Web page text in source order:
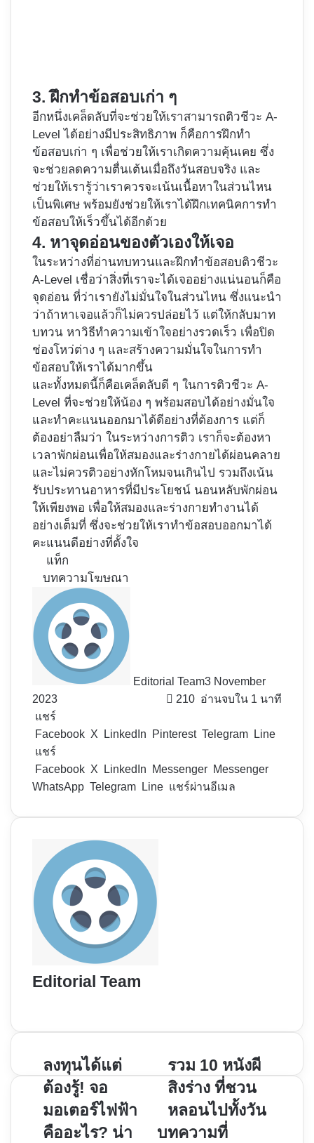
3. ฝึกทำข้อสอบเก่า ๆ
อีกหนึ่งเคล็ดลับที่จะช่วยให้เราสามารถติวชีวะ A-
Level ได้อย่างมีประสิทธิภาพ ก็คือการฝึกทำ
ข้อสอบเก่า ๆ เพื่อช่วยให้เราเกิดความคุ้นเคย ซึ่ง
จะช่วยลดความตื่นเต้นเมื่อถึงวันสอบจริง และ
ช่วยให้เรารู้ว่าเราควรจะเน้นเนื้อหาในส่วนไหน
เป็นพิเศษ พร้อมยังช่วยให้เราได้ฝึกเทคนิคการทำ
ข้อสอบให้เร็วขึ้นได้อีกด้วย
4. หาจุดอ่อนของตัวเองให้เจอ
ในระหว่างที่อ่านทบทวนและฝึกทำข้อสอบติวชีวะ
A-Level เชื่อว่าสิ่งที่เราจะได้เจออย่างแน่นอนก็คือ
จุดอ่อน ที่ว่าเรายังไม่มั่นใจในส่วนไหน ซึ่งแนะนำ
ว่าถ้าหาเจอแล้วก็ไม่ควรปล่อยไว้ แต่ให้กลับมาท
บทวน หาวิธีทำความเข้าใจอย่างรวดเร็ว เพื่อปิด
ช่องโหว่ต่าง ๆ และสร้างความมั่นใจในการทำ
ข้อสอบให้เราได้มากขึ้น
และทั้งหมดนี้ก็คือเคล็ดลับดี ๆ ในการติวชีวะ A-
Level ที่จะช่วยให้น้อง ๆ พร้อมสอบได้อย่างมั่นใจ
และทำคะแนนออกมาได้ดีอย่างที่ต้องการ แต่ก็
ต้องอย่าลืมว่า ในระหว่างการติว เราก็จะต้องหา
เวลาพักผ่อนเพื่อให้สมองและร่างกายได้ผ่อนคลาย
และไม่ควรติวอย่างหักโหมจนเกินไป รวมถึงเน้น
รับประทานอาหารที่มีประโยชน์ นอนหลับพักผ่อน
ให้เพียงพอ เพื่อให้สมองและร่างกายทำงานได้
อย่างเต็มที่ ซึ่งจะช่วยให้เราทำข้อสอบออกมาได้
คะแนนดีอย่างที่ตั้งใจ
แท็ก
บทความโฆษณา
Editorial Team3 November
2023
210 อ่านจบใน 1 นาที
แชร์
Facebook X LinkedIn Pinterest Telegram
Line
แชร์
Facebook X LinkedIn Messenger Messenger
WhatsApp Telegram Line แชร์ผ่านอีเมล
Editorial Team
ลงทุน
ได้
แต่
ต้อง
รู้!
ลงทุนได้แต่
ต้องรู้! จอ
มอเตอร์ไฟฟ้า
คืออะไร? น่า
รวม
10
หนัง
ผี
สิง
รวม 10 หนังผี
สิงร่าง ที่ชวน
หลอนไปทั้งวัน
บทความที่